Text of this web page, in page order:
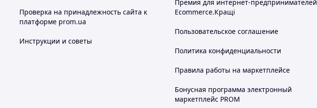
Проверка на принадлежность сайта к
платформе prom.ua
Инструкции и советы
Премия для интернет-предпринимателей
Ecommerce.Кращі
Пользовательское соглашение
Политика конфиденциальности
Правила работы на маркетплейсе
Бонусная программа электронный
маркетплейс PROM